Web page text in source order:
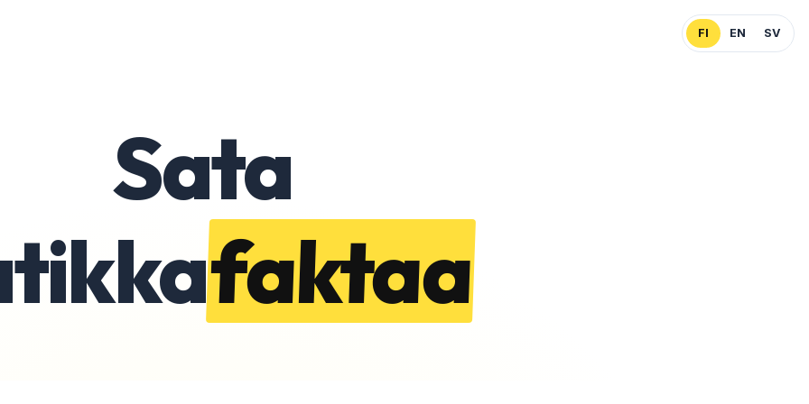
FI EN SV
Sata
faktaa